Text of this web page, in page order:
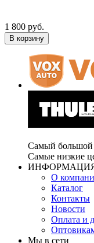
1 800 руб.
В корзину
Самый большой
Самые низкие
О
Каталог
Контакты
Новости
Оплата и
Мы в сети